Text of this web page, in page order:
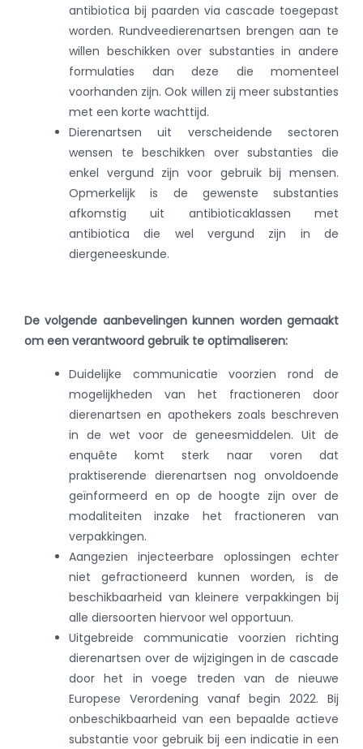
antibiotica bij paarden via cascade toegepast
worden. Rundveedierenartsen brengen aan te
willen beschikken over substanties in andere
formulaties dan deze die momenteel
voorhanden zijn. Ook willen zij meer substanties
met een korte wachttijd.
Dierenartsen uit verscheidende sectoren
wensen te beschikken over substanties die
enkel vergund zijn voor gebruik bij mensen.
Opmerkelijk is de gewenste substanties
afkomstig uit antibioticaklassen met
antibiotica die wel vergund zijn in de
diergeneeskunde.
De volgende aanbevelingen kunnen worden gemaakt
om een verantwoord gebruik te optimaliseren:
Duidelijke communicatie voorzien rond de
mogelijkheden van het fractioneren door
dierenartsen en apothekers zoals beschreven
in de wet voor de geneesmiddelen. Uit de
enquête komt sterk naar voren dat
praktiserende dierenartsen nog onvoldoende
geïnformeerd en op de hoogte zijn over de
modaliteiten inzake het fractioneren van
verpakkingen.
Aangezien injecteerbare oplossingen echter
niet gefractioneerd kunnen worden, is de
beschikbaarheid van kleinere verpakkingen bij
alle diersoorten hiervoor wel opportuun.
Uitgebreide communicatie voorzien richting
dierenartsen over de wijzigingen in de cascade
door het in voege treden van de nieuwe
Europese Verordening vanaf begin 2022. Bij
onbeschikbaarheid van een bepaalde actieve
substantie voor gebruik bij een indicatie in een